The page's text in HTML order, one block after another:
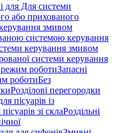
для Для системи
або прихованого
змивом
системою керування
керування змивом
системи керування
роботиЗапасні
роботиБез
Розділові перегородки
пісуарів із
зі склаРоздільні